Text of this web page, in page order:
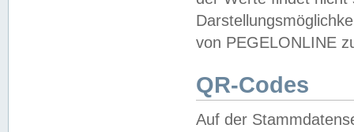
von PEGELONLINE
QR-Codes
Auf der